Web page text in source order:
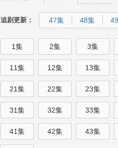
追剧更新： 47集 48集
1集 2集 3集
11集 12集 13集
21集 22集 23集
31集 32集 33集
41集 42集 43集